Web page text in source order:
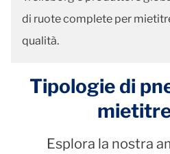
di ruote complete per
qualità.
Tipologie di
Esplora la nostra